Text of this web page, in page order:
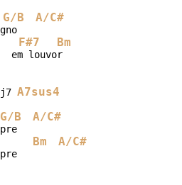
G/B A/C#
F#7 Bm
em louvor
A7sus4
G/B A/C#
Bm A/C#